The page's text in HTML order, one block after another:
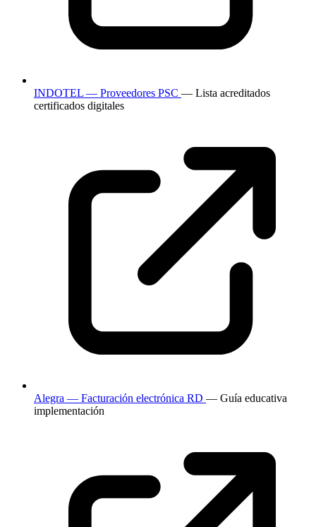
INDOTEL — Proveedores PSC — Lista acreditados
certificados digitales
Alegra — Facturación electrónica RD — Guía educativa
implementación